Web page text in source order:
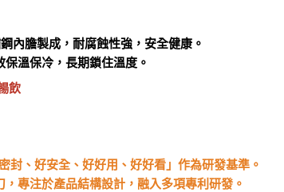
內膽製成，耐腐蝕性強，安全健康。
溫保冷，長期鎖住溫度。
飲
封、好安全、好好用、好好看」作為研發基準。
專注於產品結構設計，融入多項專利研發。